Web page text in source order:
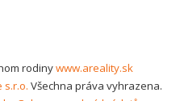
rodinywww.areality.sk
s.r.o. Všechna práva vyhrazena.